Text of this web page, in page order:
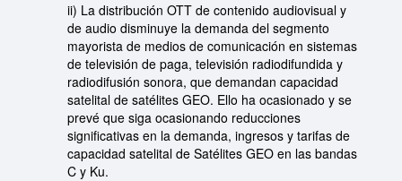
ii) La distribución OTT de contenido audiovisual y
de audio disminuye la demanda del segmento
mayorista de medios de comunicación en sistemas
de televisión de paga, televisión radiodifundida y
radiodifusión sonora, que demandan capacidad
satelital de satélites GEO. Ello ha ocasionado y se
prevé que siga ocasionando reducciones
significativas en la demanda, ingresos y tarifas de
capacidad satelital de Satélites GEO en las bandas
C y Ku.